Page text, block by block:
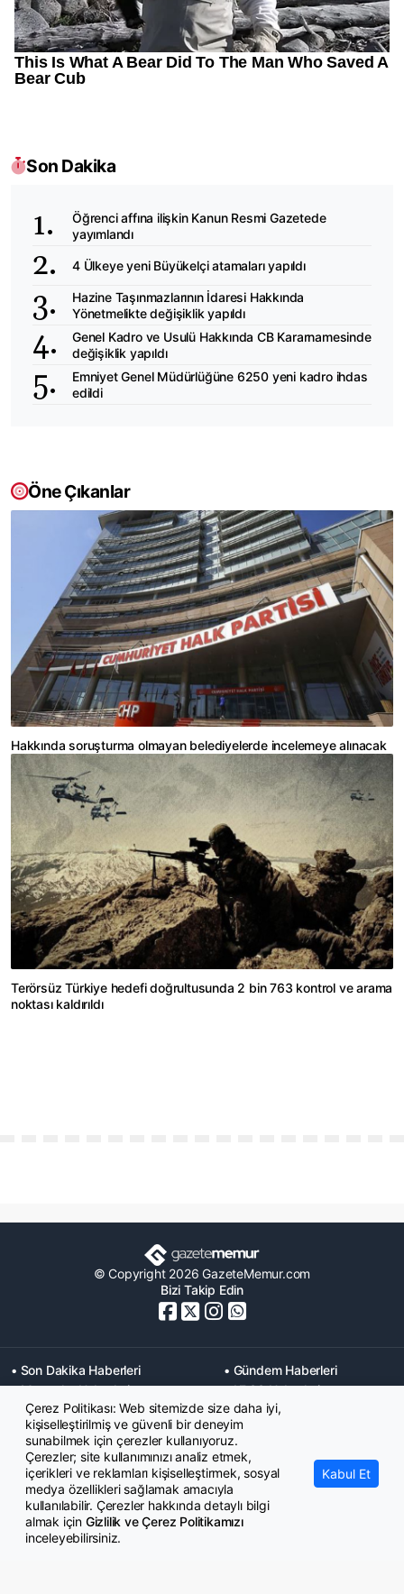
Son Dakika
Öğrenci affına ilişkin Kanun Resmi Gazetede
yayımlandı
4 Ülkeye yeni Büyükelçi atamaları yapıldı
Hazine Taşınmazlarının İdaresi Hakkında
Yönetmelikte değişiklik yapıldı
Genel Kadro ve Usulü Hakkında CB Kararnamesinde
değişiklik yapıldı
Emniyet Genel Müdürlüğüne 6250 yeni kadro ihdas
edildi
Öne Çıkanlar
Hakkında soruşturma olmayan belediyelerde incelemeye alınacak
Terörsüz Türkiye hedefi doğrultusunda 2 bin 763 kontrol ve arama
noktası kaldırıldı
© Copyright 2026 GazeteMemur.com
Bizi Takip Edin
• Son Dakika Haberleri
• Gündem Haberleri
• Memurlar Haberleri
• KPSS Haberleri
• Ekonomi Haberleri
• Eğitim Haberleri
• Yaşam Haberleri
• Maaş Verileri Haberleri
• Mahkeme Kararları
Haberleri
Çerez Politikası: Web sitemizde size daha iyi,
kişiselleştirilmiş ve güvenli bir deneyim
sunabilmek için çerezler kullanıyoruz.
Çerezler; site kullanımınızı analiz etmek,
içerikleri ve reklamları kişiselleştirmek, sosyal
medya özellikleri sağlamak amacıyla
kullanılabilir. Çerezler hakkında detaylı bilgi
almak için Gizlilik ve Çerez Politikamızı
inceleyebilirsiniz.
Kabul Et